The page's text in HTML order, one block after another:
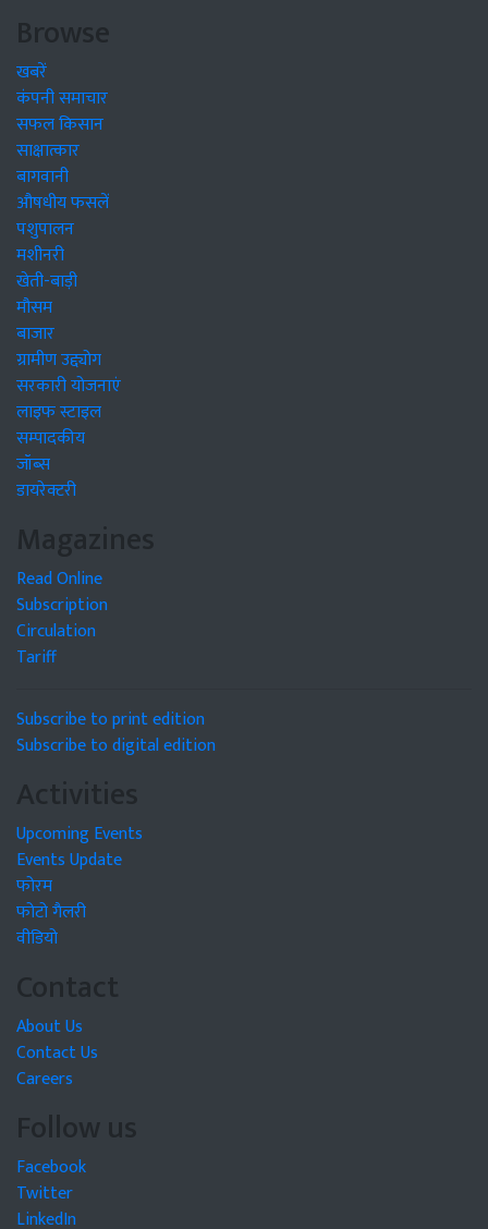
Browse
खबरें
कंपनी समाचार
सफल किसान
साक्षात्कार
बागवानी
औषधीय फसलें
पशुपालन
मशीनरी
खेती-बाड़ी
मौसम
बाजार
ग्रामीण उद्द्योग
सरकारी योजनाएं
लाइफ स्टाइल
सम्पादकीय
जॉब्स
डायरेक्टरी
Magazines
Read Online
Subscription
Circulation
Tariff
Subscribe to print edition
Subscribe to digital edition
Activities
Upcoming Events
Events Update
फोरम
फोटो गैलरी
वीडियो
Contact
About Us
Contact Us
Careers
Follow us
Facebook
Twitter
LinkedIn